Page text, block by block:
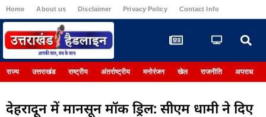
Home About us Disclaimer Privacy Policy Contact Info
राज्य उत्तराखंड राष्ट्रीय अंतर्राष्ट्रीय मनोरंजन खेल राजनीति अपराध
देहरादून में मानसून मॉक ड्रिल: सीएम धामी ने दिए